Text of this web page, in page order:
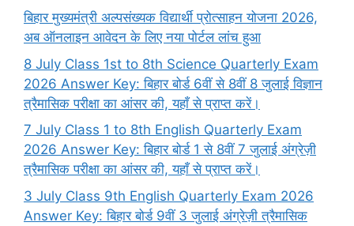
बिहार मुख्यमंत्री अल्पसंख्यक विद्यार्थी प्रोत्साहन योजना 2026,
अब ऑनलाइन आवेदन के लिए नया पोर्टल लांच हुआ
8 July Class 1st to 8th Science Quarterly Exam
2026 Answer Key: बिहार बोर्ड 6वीं से 8वीं 8 जुलाई विज्ञान
त्रैमासिक परीक्षा का आंसर की, यहाँ से प्राप्त करें।
7 July Class 1 to 8th English Quarterly Exam
2026 Answer Key: बिहार बोर्ड 1 से 8वीं 7 जुलाई अंग्रेज़ी
त्रैमासिक परीक्षा का आंसर की, यहाँ से प्राप्त करें।
3 July Class 9th English Quarterly Exam 2026
Answer Key: बिहार बोर्ड 9वीं 3 जुलाई अंग्रेज़ी त्रैमासिक